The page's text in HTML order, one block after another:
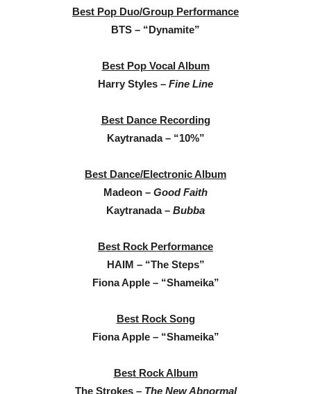
Best Pop Duo/Group Performance
BTS – “Dynamite”
Best Pop Vocal Album
Harry Styles – Fine Line
Best Dance Recording
Kaytranada – “10%”
Best Dance/Electronic Album
Madeon – Good Faith
Kaytranada– Bubba
Best Rock Performance
HAIM – “The Steps”
Fiona Apple – “Shameika”
Best Rock Song
Fiona Apple – “Shameika”
Best Rock Album
The Strokes – The New Abnormal